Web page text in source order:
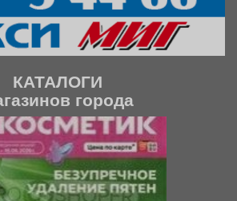
КАТАЛОГИ
города